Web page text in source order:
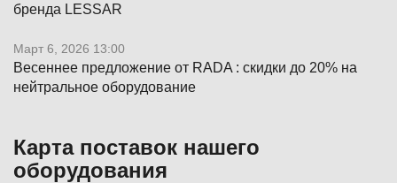
бренда LESSAR
Март 6, 2026 13:00
Весеннее предложение от RADA : скидки до 20% на
нейтральное оборудование
Карта поставок нашего
оборудования